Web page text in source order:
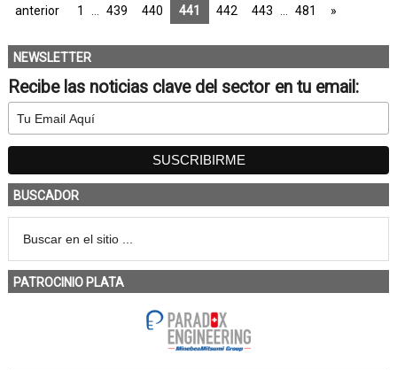
anterior
1 439 440 441 442 443 481
»
NEWSLETTER
Recibe las noticias clave del sector en tu email:
BUSCADOR
PATROCINIO PLATA